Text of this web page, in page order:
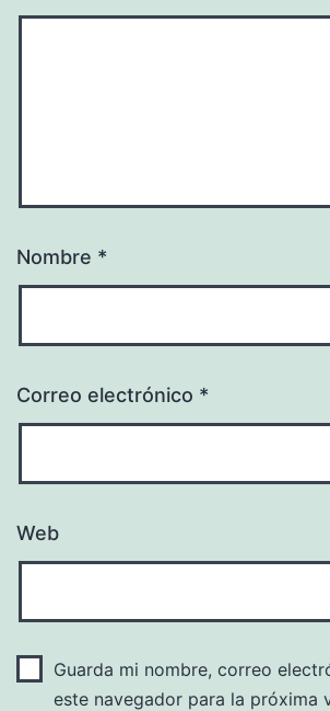
Nombre *
Correo electrónico *
Web
Guarda mi nombre, correo
este navegador para la próxima